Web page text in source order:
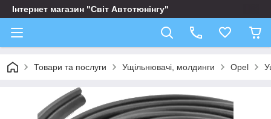
Інтернет магазин "Світ Автотюнінгу"
Товари та послуги Ущільнювачі, молдинги Opel